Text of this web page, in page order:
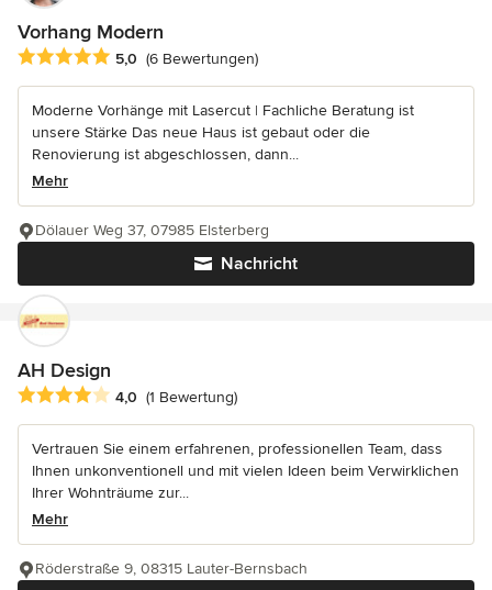
Vorhang Modern
Durchschnittliche Bewertung: 5 von 5 Sternen
5,0 (6 Bewertungen)
Moderne Vorhänge mit Lasercut | Fachliche Beratung ist
unsere Stärke Das neue Haus ist gebaut oder die
Renovierung ist abgeschlossen, dann...
Mehr
Nachricht
Dölauer Weg 37, 07985 Elsterberg
AH Design
Durchschnittliche Bewertung: 4 von 5 Sternen
4,0 (1 Bewertung)
Vertrauen Sie einem erfahrenen, professionellen Team, dass
Ihnen unkonventionell und mit vielen Ideen beim Verwirklichen
Ihrer Wohnträume zur...
Mehr
Röderstraße 9, 08315 Lauter-Bernsbach